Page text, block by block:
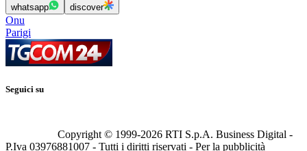
whatsapp discover
Onu
Parigi
Seguici su
Copyright © 1999-2026 RTI S.p.A. Business Digital -
P.Iva 03976881007 - Tutti i diritti riservati - Per la pubblicità